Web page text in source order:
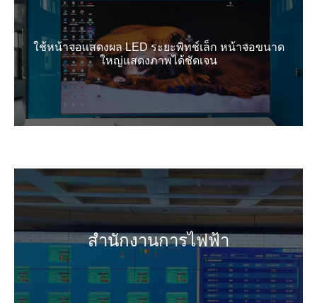
ใช้หน้าจอแสดงผล LED ระยะพิทช์เล็ก หน้าจอขนาด
ใหญ่แสดงภาพได้ชัดเจน
สำนักงานการไฟฟ้า